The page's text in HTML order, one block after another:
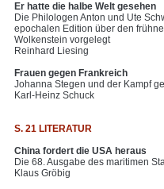
Er hatte die halbe Welt gesehen
Die Philologen Anton und Ute
epochalen Edition über den
Wolkenstein vorgelegt
Reinhard Liesing
Frauen gegen Frankreich
Johanna Stegen und der Kampf
Karl-Heinz Schuck
S. 21 LITERATUR
China fordert die USA heraus
Die 68. Ausgabe des maritimen
Klaus Gröbig